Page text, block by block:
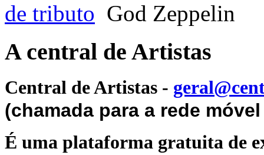
de tributo God Zeppelin
A central de Artistas
Central de Artistas -
(chamada para a rede
É uma plataforma gratuita de